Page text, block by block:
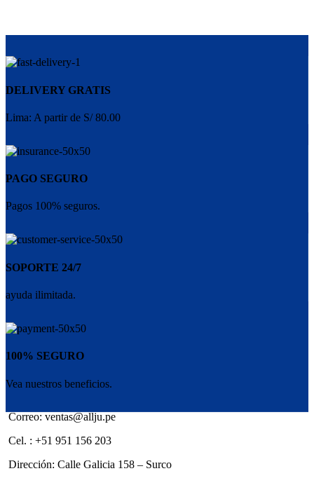
DELIVERY GRATIS
Lima: A partir de S/ 80.00
PAGO SEGURO
Pagos 100% seguros.
SOPORTE 24/7
ayuda ilimitada.
100% SEGURO
Vea nuestros beneficios.
Correo: ventas@allju.pe
Cel. : +51 951 156 203
Dirección: Calle Galicia 158 – Surco